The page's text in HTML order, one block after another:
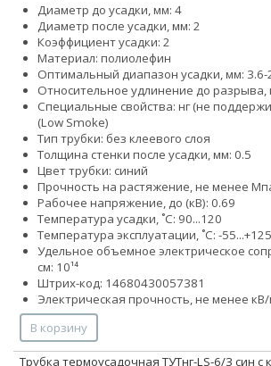
Диаметр до усадки, мм: 4
Диаметр после усадки, мм: 2
Коэффициент усадки: 2
Материал: полиолефин
Оптимальный диапазон усадки, мм: 3.6-
Относительное удлинение до разрыва,
Специальные свойства: нг (не
(Low Smoke)
Тип трубки: без клеевого слоя
Толщина стенки после усадки, мм: 0.5
Цвет трубки: синий
Прочность на растяжение, не менее
Рабочее напряжение, до (кВ): 0.69
Температура усадки, ˚С: 90...120
Температура эксплуатации, ˚С: -55...+125
Удельное объемное электрическое
см: 10¹⁴
Штрих-код: 14680430057381
Электрическая прочность, не менее
В корзину
Трубка термоусадочная ТУТнг-LS-6/3 син